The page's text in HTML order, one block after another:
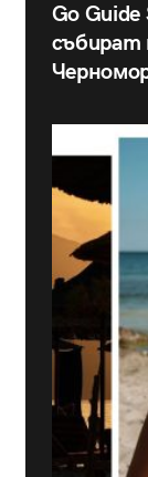
Go
събират